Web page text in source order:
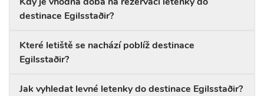
destinace Egilsstaðir?
Které letiště se nachází poblíž destinace
Egilsstaðir?
Jak vyhledat levné letenky do destinace Egilsstaðir?